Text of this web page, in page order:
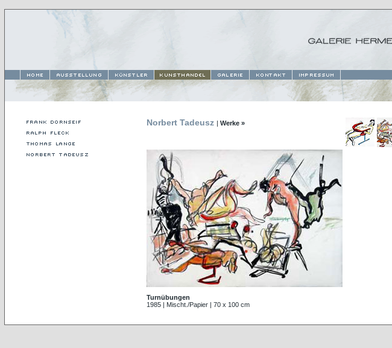
Norbert Tadeusz | Werke »
Turnübungen
1985 | Mischt./Papier | 70 x 100 cm